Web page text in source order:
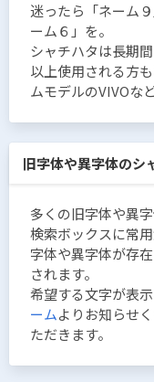
迷ったら「ネーム
ーム６」を。
シャチハタは長期
以上使用される方
ムモデルのVIVOな
旧字体や異字体のシ
多くの旧字体や異
検索ボックスに常
字体や異字体が存
されます。
希望する文字が表
ームよりお知らせ
ただきます。